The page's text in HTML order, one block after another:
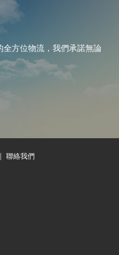
方位物流，我們承諾無論
| 聯絡我們